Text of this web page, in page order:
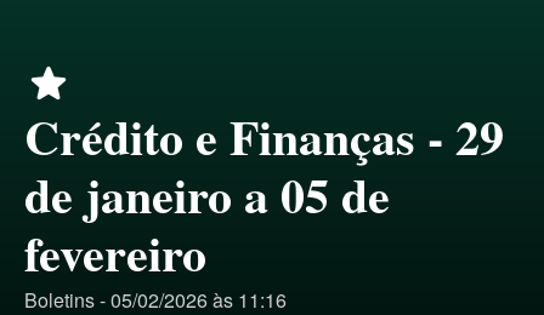
star
Crédito e Finanças - 29
de janeiro a 05 de
fevereiro
Boletins - 05/02/2026 às 11:16